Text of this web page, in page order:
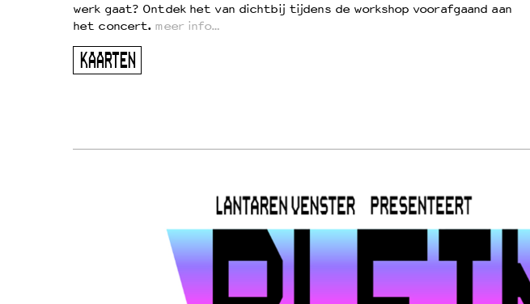
werk gaat? Ontdek het van dichtbij tijdens de workshop voorafgaand aan
het concert. meer info…
KAARTEN